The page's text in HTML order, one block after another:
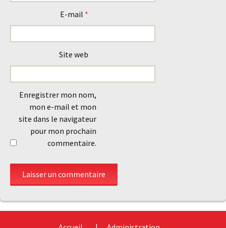
E-mail *
Site web
Enregistrer mon nom,
mon e-mail et mon
site dans le navigateur
pour mon prochain
commentaire.